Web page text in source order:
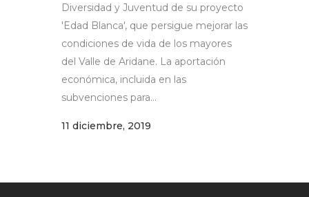
Diversidad y Juventud de su proyecto
'Edad Blanca', que persigue mejorar las
condiciones de vida de los mayores
del Valle de Aridane. La aportación
económica, incluida en las
subvenciones para...
11 diciembre, 2019